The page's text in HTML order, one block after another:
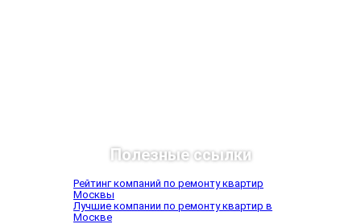
Полезные ссылки
Рейтинг компаний по ремонту квартир
Москвы
Лучшие компании по ремонту квартир в
Москве